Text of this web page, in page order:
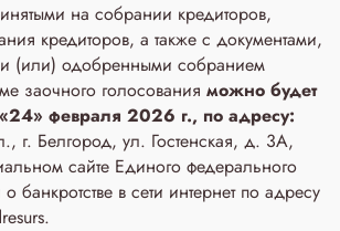
на собрании кредиторов,
кредиторов, а также с документами,
(или) одобренными собранием
заочного голосования можно будет
февраля 2026 г., по адресу:
г. Белгород, ул. Гостенская, д. 3A,
сайте Единого федерального
банкротстве в сети интернет по адресу